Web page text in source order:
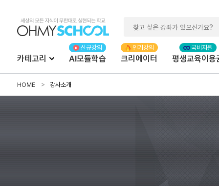
카테고리 AI모듈학습 크리에이터 평생교육이용
HOME 강사소개